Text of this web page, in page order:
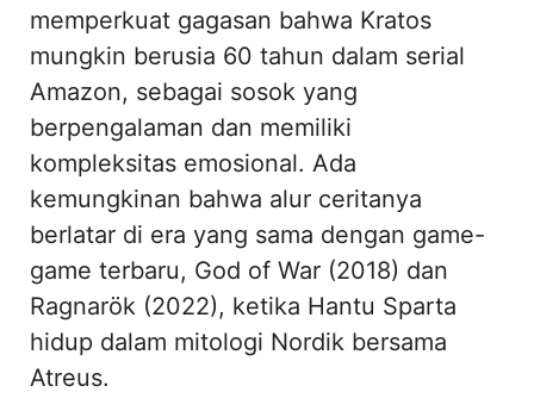
memperkuat gagasan bahwa Kratos
mungkin berusia 60 tahun dalam serial
Amazon, sebagai sosok yang
berpengalaman dan memiliki
kompleksitas emosional. Ada
kemungkinan bahwa alur ceritanya
berlatar di era yang sama dengan game-
game terbaru, God of War (2018) dan
Ragnarök (2022), ketika Hantu Sparta
hidup dalam mitologi Nordik bersama
Atreus.